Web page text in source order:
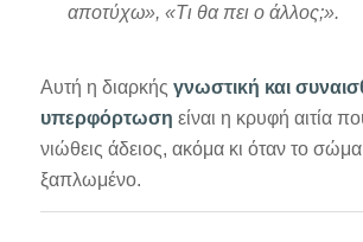
αποτύχω», «Τι θα πει ο άλλος;».
Αυτή η διαρκής γνωστική και
υπερφόρτωση είναι η κρυφή αιτία
νιώθεις άδειος, ακόμα κι όταν το σώμα
ξαπλωμένο.